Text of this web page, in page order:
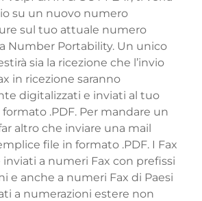
su un nuovo numero
sul tuo attuale numero
Number Portability. Un unico
sia la ricezione che l’invio
in ricezione saranno
digitalizzati e inviati al tuo
.PDF. Per mandare un
altro che inviare una mail
file in formato .PDF. I Fax
inviati a numeri Fax con prefissi
e anche a numeri Fax di Paesi
a numerazioni estere non